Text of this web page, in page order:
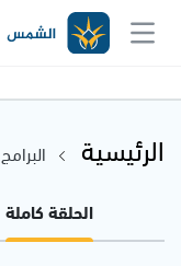
الرئيسية البرامج
الحلقة كاملة